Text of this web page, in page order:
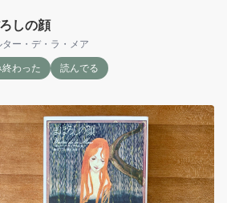
しの顔
ター・デ・ラ・メア
わった
読んでる